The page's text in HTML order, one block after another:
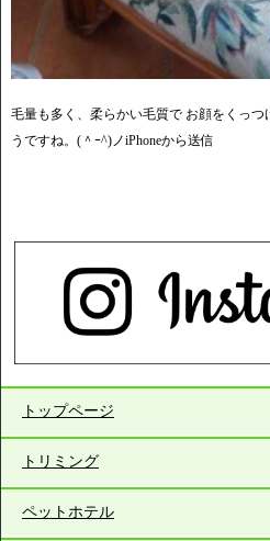
毛量も多く、柔らかい毛質で お顔をくっ
うですね。(＾ｰ^)ノiPhoneから送信
トップページ
トリミング
ペットホテル